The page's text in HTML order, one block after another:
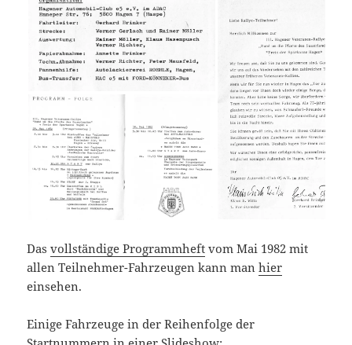
Dasvollständige Programmheft vom Mai 1982 mit
allen Teilnehmer-Fahrzeugen kann manhier
einsehen.
Einige Fahrzeuge in der Reihenfolge der